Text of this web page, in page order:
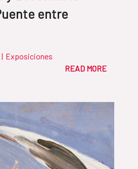
entre
| Exposiciones
READ MORE